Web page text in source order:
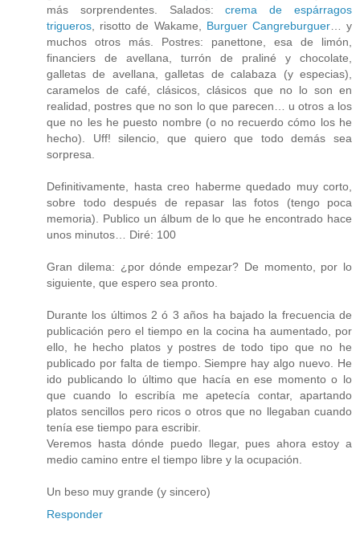
más sorprendentes. Salados:crema de espárragos
trigueros, risotto de Wakame, Burguer Cangreburguer… y
muchos otros más. Postres: panettone, esa de limón,
financiers de avellana, turrón de praliné y chocolate,
galletas de avellana, galletas de calabaza (y especias),
caramelos de café, clásicos, clásicos que no lo son en
realidad, postres que no son lo que parecen… u otros a los
que no les he puesto nombre (o no recuerdo cómo los he
hecho). Uff! silencio, que quiero que todo demás sea
sorpresa.
Definitivamente, hasta creo haberme quedado muy corto,
sobre todo después de repasar las fotos (tengo poca
memoria). Publico un álbum de lo que he encontrado hace
unos minutos… Diré: 100
Gran dilema: ¿por dónde empezar? De momento, por lo
siguiente, que espero sea pronto.
Durante los últimos 2 ó 3 años ha bajado la frecuencia de
publicación pero el tiempo en la cocina ha aumentado, por
ello, he hecho platos y postres de todo tipo que no he
publicado por falta de tiempo. Siempre hay algo nuevo. He
ido publicando lo último que hacía en ese momento o lo
que cuando lo escribía me apetecía contar, apartando
platos sencillos pero ricos o otros que no llegaban cuando
tenía ese tiempo para escribir.
Veremos hasta dónde puedo llegar, pues ahora estoy a
medio camino entre el tiempo libre y la ocupación.
Un beso muy grande (y sincero)
Responder